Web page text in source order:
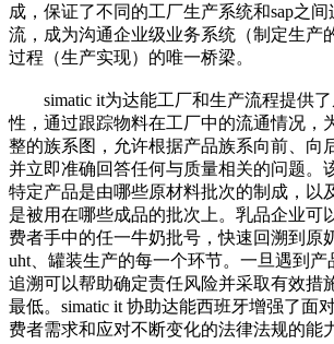
成，保证了不同的工厂生产系统和sap之
流，成为沟通企业级业务系统（制定生产
过程（生产实现）的唯一桥梁。
simatic it为达能工厂和生产流程提供了
性，通过跟踪物料在工厂中的流通情况，
整的族系图，允许根据产品族系向前、向
并立即准确回答任何与质量相关的问题。
特定产品是由哪些原材料批次的制成，以
是被用在哪些成品的批次上。乳品企业可
费者手中的任一牛奶批号，快速回溯到原
uht、罐装生产的每一个环节。一旦遇到产
追溯可以帮助确定责任风险并采取有效措
最低。simatic it 协助达能西班牙增强了面
费者需求和应对不断变化的法律法规的能